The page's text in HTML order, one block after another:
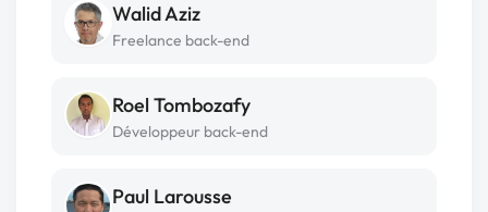
Walid Aziz
Freelance back-end
Roel Tombozafy
Développeur back-end
Paul Larousse